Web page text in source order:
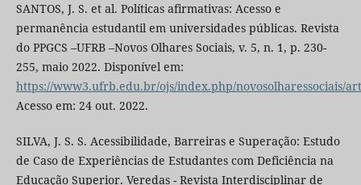
SANTOS, J. S. et al. Políticas afirmativas: Acesso e
permanência estudantil em universidades públicas. Revista
do PPGCS –UFRB –Novos Olhares Sociais, v. 5, n. 1, p. 230-
255, maio 2022. Disponível em:
https://www3.ufrb.edu.br/ojs/index.php/novosolharessociais/
Acesso em: 24 out. 2022.
SILVA, J. S. S. Acessibilidade, Barreiras e Superação: Estudo
de Caso de Experiências de Estudantes com Deficiência na
Educação Superior. Veredas - Revista Interdisciplinar de